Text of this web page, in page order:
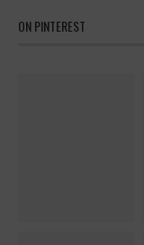
ON PINTEREST